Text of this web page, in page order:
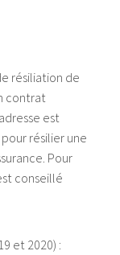
résiliation de
contrat
est
résilier une
Pour
conseillé
et 2020) :